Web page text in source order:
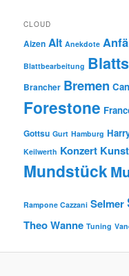
CLOUD
Aizen Alt Anekdote
Blattbearbeitung
Brancher Bremen
Forestone
Gottsu Gurt Hamburg
Keilwerth Konzert
Mundstück
Rampone Cazzani Selmer
Theo Wanne Tuning